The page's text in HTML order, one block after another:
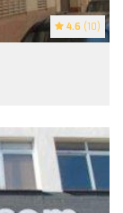
4.6 (10)